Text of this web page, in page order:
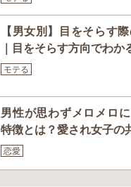
【男女別】目をそらす
｜目をそらす方向でわか
モテる
男性が思わずメロメロ
特徴とは？愛され女子の
恋愛